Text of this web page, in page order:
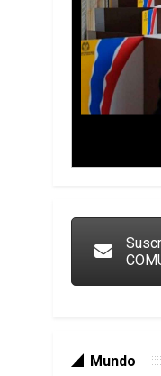
Mundo